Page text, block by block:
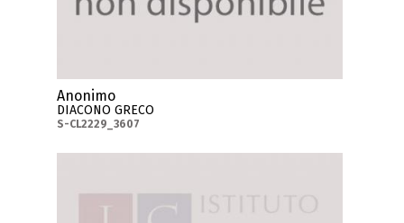
Anonimo
DIACONO GRECO
S-CL2229_3607